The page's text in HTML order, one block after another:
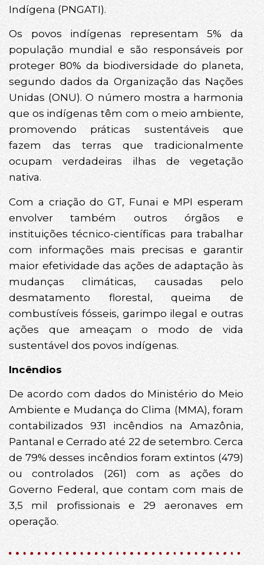
Indígena (PNGATI).
Os povos indígenas representam 5% da
população mundial e são responsáveis por
proteger 80% da biodiversidade do planeta,
segundo dados da Organização das Nações
Unidas (ONU). O número mostra a harmonia
que os indígenas têm com o meio ambiente,
promovendo práticas sustentáveis que
fazem das terras que tradicionalmente
ocupam verdadeiras ilhas de vegetação
nativa.
Com a criação do GT, Funai e MPI esperam
envolver também outros órgãos e
instituições técnico-científicas para trabalhar
com informações mais precisas e garantir
maior efetividade das ações de adaptação às
mudanças climáticas, causadas pelo
desmatamento florestal, queima de
combustíveis fósseis, garimpo ilegal e outras
ações que ameaçam o modo de vida
sustentável dos povos indígenas.
Incêndios
De acordo com dados do Ministério do Meio
Ambiente e Mudança do Clima (MMA), foram
contabilizados 931 incêndios na Amazônia,
Pantanal e Cerrado até 22 de setembro. Cerca
de 79% desses incêndios foram extintos (479)
ou controlados (261) com as ações do
Governo Federal, que contam com mais de
3,5 mil profissionais e 29 aeronaves em
operação.